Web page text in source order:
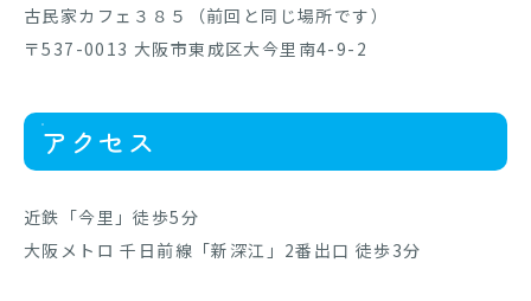
古民家カフェ３８５（前回と同じ場所です）
〒537-0013 大阪市東成区大今里南4-9-2
アクセス
近鉄「今里」徒歩5分
大阪メトロ 千日前線「新深江」2番出口 徒歩3分